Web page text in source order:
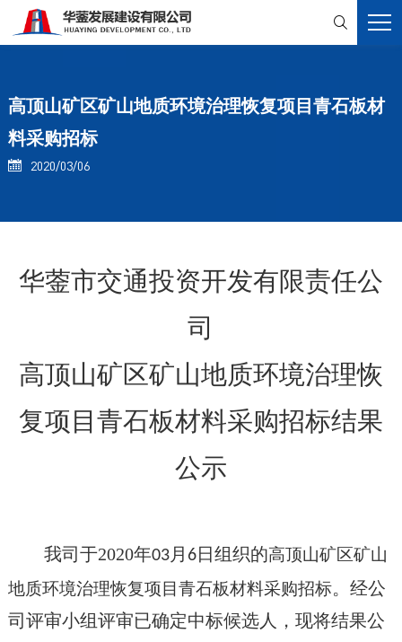

高顶山矿区矿山地质环境治理恢复项目青石板材
料采购招标
 2020/03/06
华蓥市交通投资开发有限责任公
司
高顶山矿区矿山地质环境治理恢
复项目青石板材料采购招标结果
公示
我司于2020年03月 6日组织的高顶山矿区矿山
地质环境治理恢复项目青石板材料采购招标。经公
司评审小组评审已确定中标候选人，现将结果公